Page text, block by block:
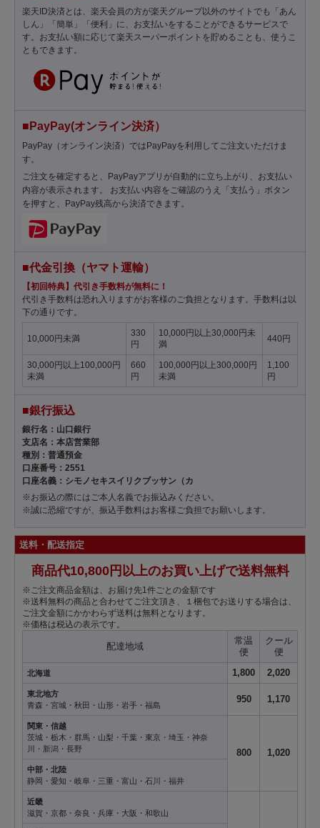
楽天ID決済とは、楽天会員の方が楽天グループ以外のサイトでも「あん
しん」「簡単」「便利」に、お支払いをすることができるサービスで
す。お支払い額に応じて楽天スーパーポイントを貯めることも、使うこ
ともできます。
■PayPay(オンライン決済）
PayPay（オンライン決済）ではPayPayを利用してご注文いただけま
す。
ご注文を確定すると、PayPayアプリが自動的に立ち上がり、お支払い
内容が表示されます。 お支払い内容をご確認のうえ「支払う」ボタン
を押すと、PayPay残高から決済できます。
■代金引換（ヤマト運輸）
【初回特典】代引き手数料が無料に！
代引き手数料は恐れ入りますがお客様のご負担となります。手数料は以
下の通りです。
10,000円未満
330
円
10,000円以上30,000円未
満
440円
30,000円以上100,000円
未満
660
円
100,000円以上300,000円
未満
1,100
円
■銀行振込
銀行名：山口銀行
支店名：本店営業部
種別：普通預金
口座番号：2551
口座名義：シモノセキスイリクブッサン（カ
※お振込の際にはご本人名義でお振込みください。
※誠に恐縮ですが、振込手数料はお客様ご負担でお願いします。
送料・配送指定
商品代10,800円以上のお買い上げで送料無料
※ご注文商品金額は、お届け先1件ごとの金額です
※送料無料の商品と合わせてご注文頂き、１梱包でお送りする場合は、
ご注文金額にかかわらず送料は無料となります。
※価格は税込の表示です。
配達地域
常温
便
クール
便
北海道 1,800 2,020
東北地方
青森・宮城・秋田・山形・岩手・福島
950 1,170
関東・信越
茨城・栃木・群馬・山梨・千葉・東京・埼玉・神奈
川・新潟・長野
800 1,020
中部・北陸
静岡・愛知・岐阜・三重・富山・石川・福井
近畿
滋賀・京都・奈良・兵庫・大阪・和歌山